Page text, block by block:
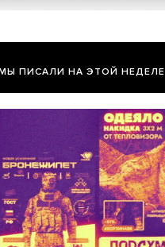
ПИСАЛИ НА ЭТОЙ НЕДЕЛЕ